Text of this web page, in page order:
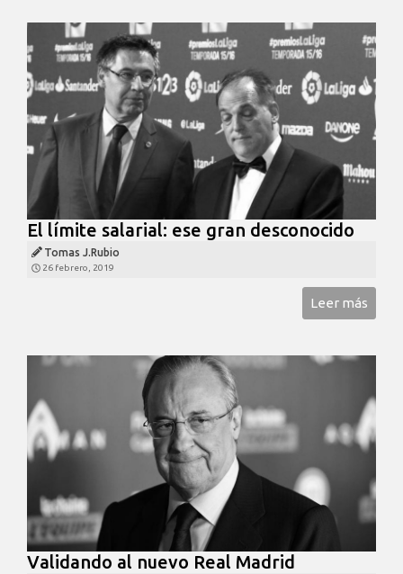
El límite salarial: ese gran desconocido
Tomas J.Rubio
26 febrero, 2019
Leer más
Validando al nuevo Real Madrid